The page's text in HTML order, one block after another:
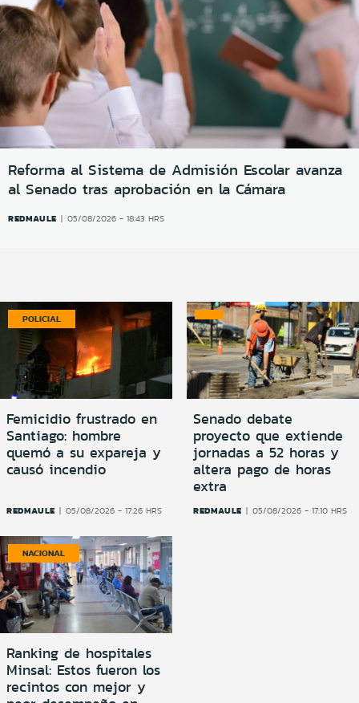
Reforma al Sistema de Admisión Escolar avanza
al Senado tras aprobación en la Cámara
REDMAULE 05/08/2026 - 18:43 HRS
POLICIAL
Femicidio frustrado en
Santiago: hombre
quemó a su expareja y
causó incendio
REDMAULE 05/08/2026 - 17:26 HRS
Senado debate
proyecto que extiende
jornadas a 52 horas y
altera pago de horas
extra
REDMAULE 05/08/2026 - 17:10 HRS
NACIONAL
Ranking de hospitales
Minsal: Estos fueron los
recintos con mejor y